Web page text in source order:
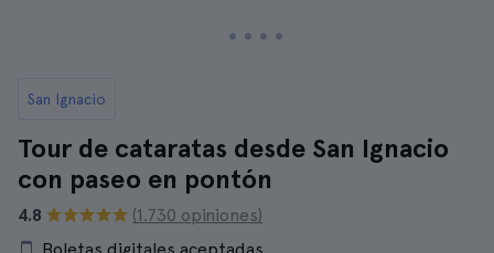
San Ignacio
Tour de cataratas desde San Ignacio
con paseo en pontón
4.8
(1.730 opiniones)